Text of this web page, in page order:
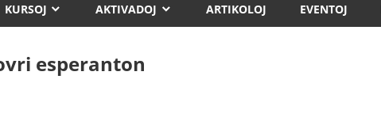
KURSOJ AKTIVADOJ ARTIKOLOJ EVENTOJ
esperanton